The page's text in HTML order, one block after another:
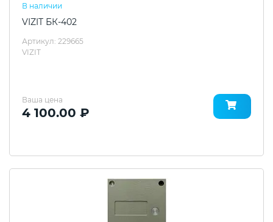
В наличии
VIZIT БК-402
Артикул: 229665
VIZIT
Ваша цена
4 100.00 ₽